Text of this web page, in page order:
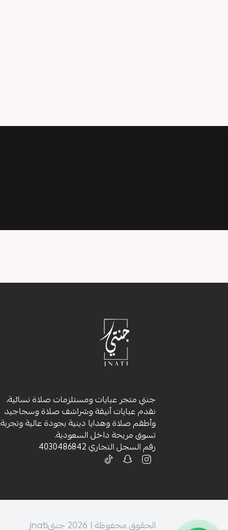
جنتي متجر عبايات ومستلزمات صلاة نسائية،
نقدم عبايات أنيقة وشراشف صلاة وسجاجيد
وأطقم صلاة وهدايا دينية بجودة عالية وتجربة
تسوق مريحة داخل السعودية.
رقم السجل التجاري4030486842
الحقوق محفوظة | 2026 جنتيjnati